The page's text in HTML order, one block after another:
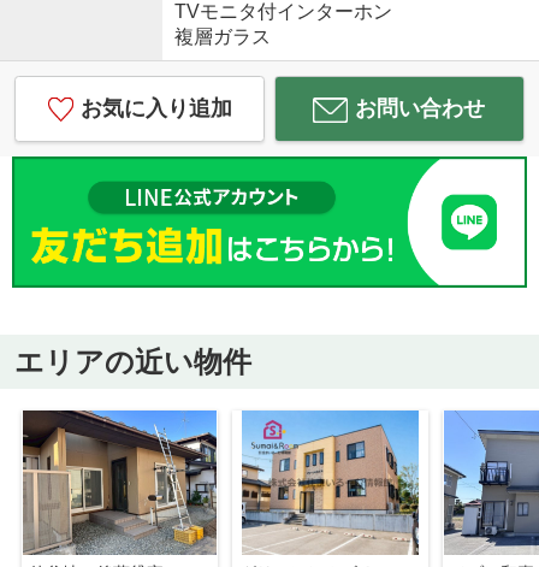
TVモニタ付インターホン
複層ガラス
お気に入り追加 お問い合わせ
エリアの近い物件